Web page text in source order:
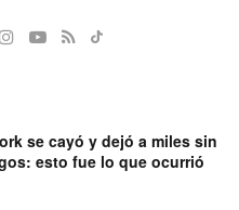
se cayó y dejó a miles sin
esto fue lo que ocurrió